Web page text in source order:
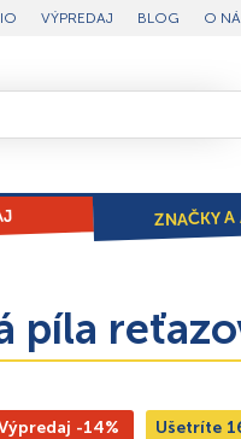
VÝPREDAJ BLOG O
ZNAČKY A
píla
-14% Ušetríte